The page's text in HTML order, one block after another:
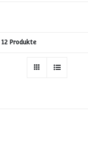
12 Produkte